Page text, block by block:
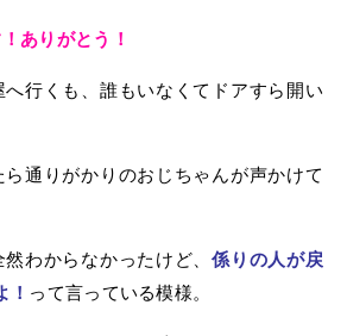
ありがとう！
行くも、誰もいなくてドアすら開い
通りがかりのおじちゃんが声かけて
わからなかったけど、係りの人が戻
！ って言っている模様。